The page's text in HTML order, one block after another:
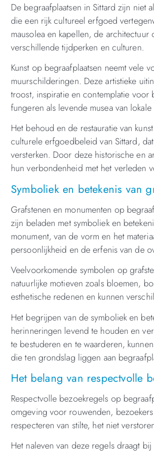
De begraafplaatsen in Sittard zijn niet
die een rijk cultureel erfgoed
mausolea en kapellen, de
verschillende tijdperken en culturen.
Kunst op begraafplaatsen neemt vele
muurschilderingen. Deze artistieke
troost, inspiratie en contemplatie voor
fungeren als levende musea van
Het behoud en de restauratie van
culturele erfgoedbeleid van Sittard,
versterken. Door deze historische en
hun verbondenheid met het verleden
Symboliek en betekenis van
Grafstenen en monumenten op
zijn beladen met symboliek en
monument, van de vorm en het
persoonlijkheid en de erfenis van de
Veelvoorkomende symbolen op
natuurlijke motieven zoals bloemen,
esthetische redenen en kunnen
Het begrijpen van de symboliek en
herinneringen levend te houden en
te bestuderen en te waarderen,
die ten grondslag liggen aan
Het belang van respectvolle
Respectvolle bezoekregels op
omgeving voor rouwenden,
respecteren van stilte, het niet
Het naleven van deze regels draagt